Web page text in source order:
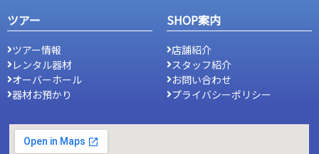
ツアー
ツアー情報
レンタル器材
オーバーホール
器材お預かり
SHOP案内
店舗紹介
スタッフ紹介
お問い合わせ
プライバシーポリシー